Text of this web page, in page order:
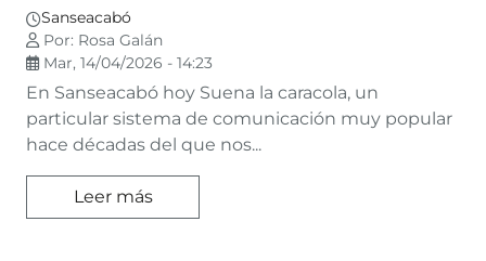
Sanseacabó
Por: Rosa Galán
Mar, 14/04/2026 - 14:23
En Sanseacabó hoy Suena la caracola, un
particular sistema de comunicación muy popular
hace décadas del que nos...
Leer más